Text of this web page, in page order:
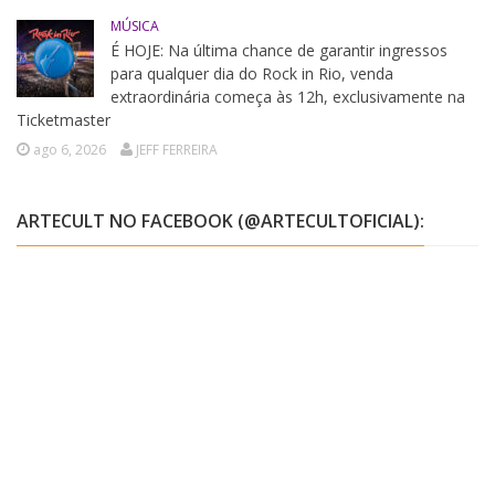
MÚSICA
É HOJE: Na última chance de garantir ingressos
para qualquer dia do Rock in Rio, venda
extraordinária começa às 12h, exclusivamente na
Ticketmaster
ago 6, 2026 JEFF FERREIRA
ARTECULT NO FACEBOOK (@ARTECULTOFICIAL):